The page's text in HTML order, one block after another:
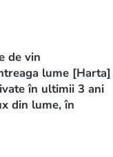
de vin
lume [Harta]
în ultimii 3 ani
din lume, în